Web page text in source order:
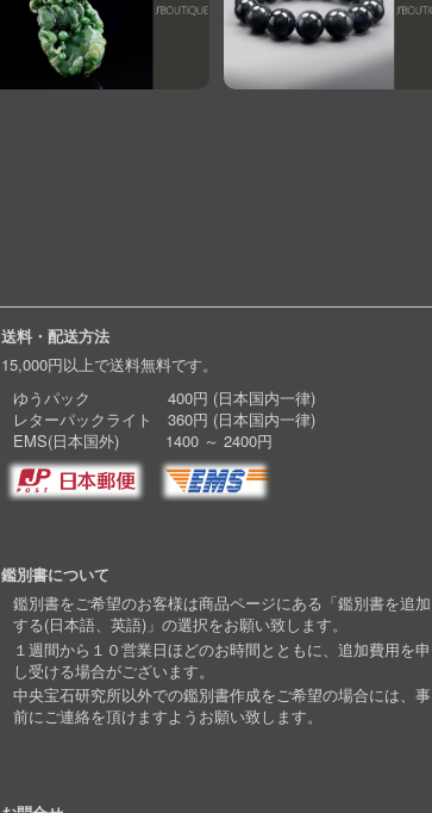
送料・配送方法
15,000円以上で送料無料です。
ゆうパック 400円 (日本国内一律)
レターパックライト 360円 (日本国内一律)
EMS(日本国外) 1400 ～ 2400円
鑑別書について
鑑別書をご希望のお客様は商品ページにある「鑑別書を追加
する(日本語、英語)」の選択をお願い致します。
１週間から１０営業日ほどのお時間とともに、追加費用を申
し受ける場合がございます。
中央宝石研究所以外での鑑別書作成をご希望の場合には、事
前にご連絡を頂けますようお願い致します。